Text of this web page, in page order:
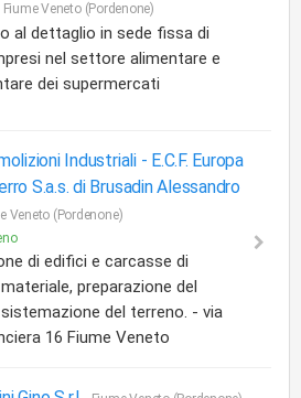
Fiume Veneto (Pordenone)
al dettaglio in sede fissa di
nel settore alimentare e
dei supermercati
Industriali - E.C.F. Europa
S.a.s. di Brusadin Alessandro
Veneto (Pordenone)
di edifici e carcasse di
preparazione del
del terreno. - via
16 Fiume Veneto